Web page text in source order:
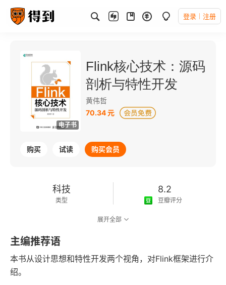
登录 注册
电子书
Flink核心技术：源码
剖析与特性开发
黄伟哲
70.34 元
购买 试读 购买会员
科技
类型
8.2
豆瓣评分
2022-07-01
发行日期
展开全部
主编推荐语
本书从设计思想和特性开发两个视角，对Flink框架进行介
绍。